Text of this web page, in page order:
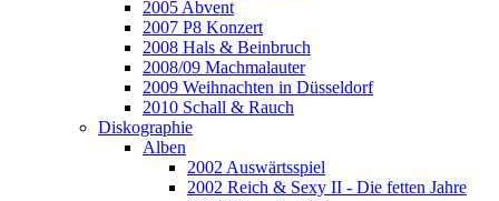
2005 Abvent
2007 P8 Konzert
2008 Hals & Beinbruch
2008/09 Machmalauter
2009 Weihnachten in Düsseldorf
2010 Schall & Rauch
Diskographie
Alben
2002 Auswärtsspiel
2002 Reich & Sexy II - Die fetten Jahre